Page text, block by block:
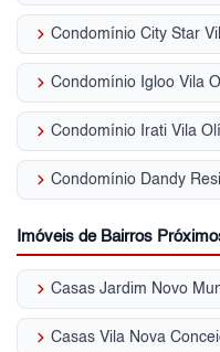
keyboard_arrow_right Condomínio City Star
keyboard_arrow_right Condomínio Igloo Vila
keyboard_arrow_right Condomínio Irati Vila
keyboard_arrow_right Condomínio Dandy
Imóveis de Bairros
keyboard_arrow_right Casas Jardim Novo
keyboard_arrow_right Casas Vila Nova